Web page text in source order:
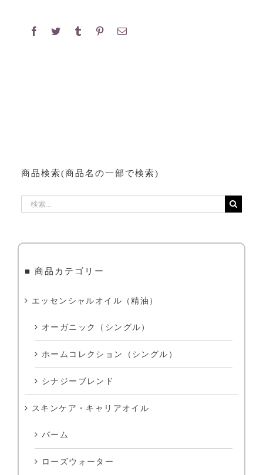
Facebook
TwitterTumblrPinterest
商品検索(商品名の一部で検索)
■ 商品カテゴリー
エッセンシャルオイル（精油）
オーガニック（シングル）
ホームコレクション（シングル）
シナジーブレンド
スキンケア・キャリアオイル
バーム
ローズウォーター